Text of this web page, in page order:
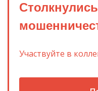
Участвуйте в